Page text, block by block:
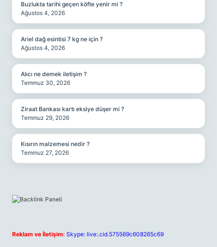
Buzlukta tarihi geçen köfte yenir mi ?
Ağustos 4, 2026
Ariel dağ esintisi 7 kg ne için ?
Ağustos 4, 2026
Alıcı ne demek iletişim ?
Temmuz 30, 2026
Ziraat Bankası kartı eksiye düşer mi ?
Temmuz 29, 2026
Kısırın malzemesi nedir ?
Temmuz 27, 2026
Reklam ve İletişim: Skype: live:.cid.575569c608265c69